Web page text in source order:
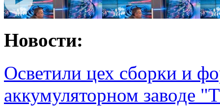
Новости:
Осветили цех сборки и
аккумуляторном заводе